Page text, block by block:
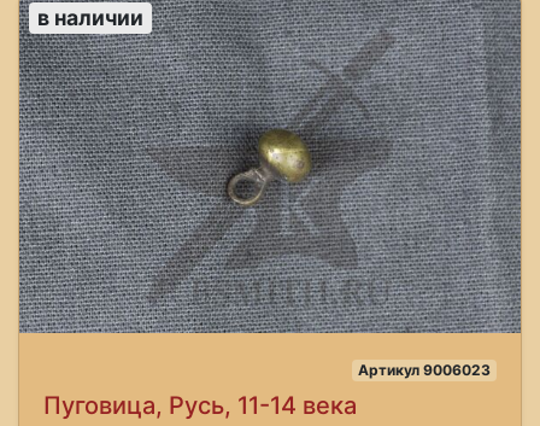
в наличии
Артикул 9006023
Пуговица, Русь, 11-14 века